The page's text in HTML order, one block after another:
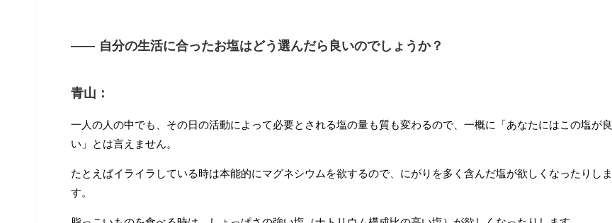
―― 自分の生活に合ったお塩はどう選んだら良いのでしょうか？
青山：
一人の人の中でも、その日の活動によって必要とされる塩の量も質も変わるので、一概に「あなたにはこの塩が良
い」とは言えません。
たとえばイライラしている時は本能的にマグネシウムを欲するので、にがりを多く含んだ塩が欲しくなったりしま
す。